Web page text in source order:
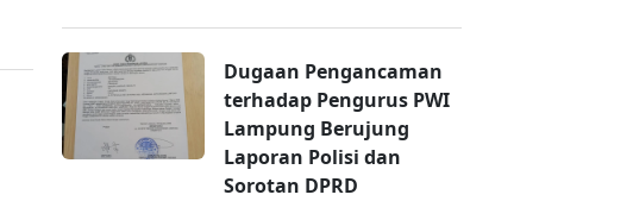
Dugaan Pengancaman
terhadap Pengurus PWI
Lampung Berujung
Laporan Polisi dan
Sorotan DPRD